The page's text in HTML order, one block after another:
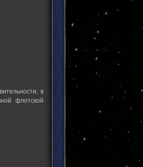
в
флотской